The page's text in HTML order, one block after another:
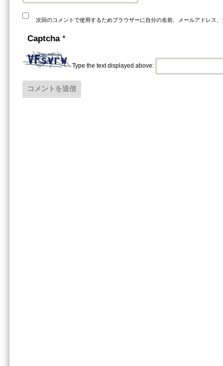
次回のコメントで使用するためブラウザーに自分の名前、メールアドレス
Captcha *
Type the text displayed above: